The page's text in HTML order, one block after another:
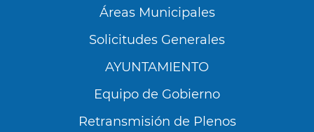
Áreas Municipales
Solicitudes Generales
AYUNTAMIENTO
Equipo de Gobierno
Retransmisión de Plenos